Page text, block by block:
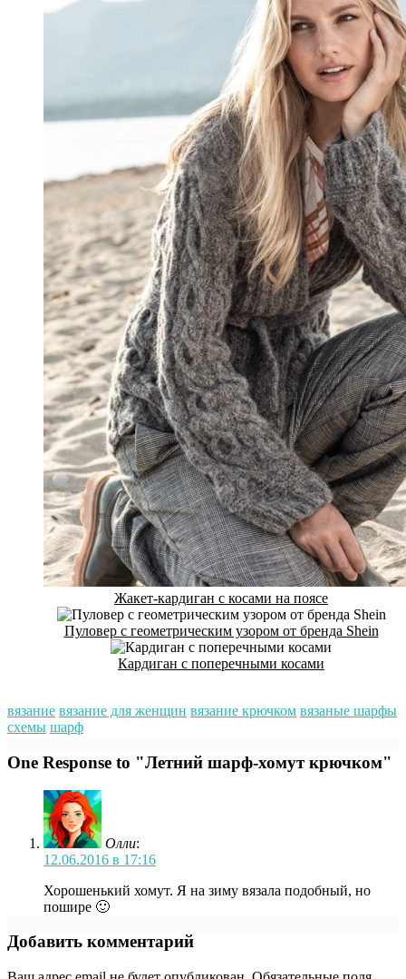
Жакет-кардиган с косами на поясе
Пуловер с геометрическим узором от бренда Shein
Кардиган с поперечными косами
вязание вязание для женщин вязание крючком вязаные шарфы
схемы шарф
One Response to "Летний шарф-хомут крючком"
Олли:
12.06.2016 в 17:16
Хорошенький хомут. Я на зиму вязала подобный, но
пошире 🙂
Добавить комментарий